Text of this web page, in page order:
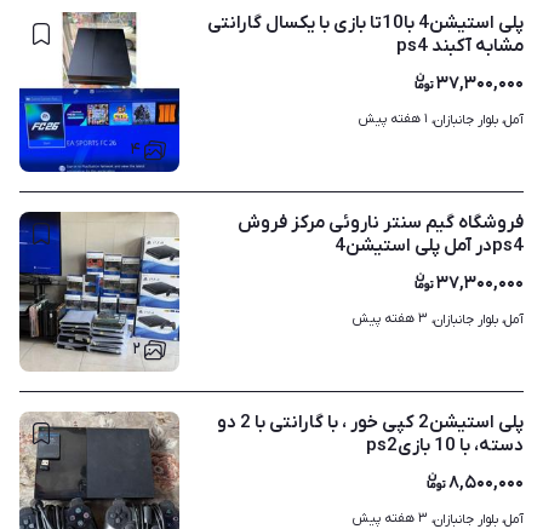
۴
پلی استیشن4 با10تا بازی با یکسال گارانتی
مشابه آکبند ps4
۳۷,۳۰۰,۰۰۰
آمل، بلوار جانبازان، ۱ هفته پیش
۲
فروشگاه گیم سنتر ناروئی مرکز فروش
ps4‌در آمل پلی استیشن4
۳۷,۳۰۰,۰۰۰
آمل، بلوار جانبازان، ۳ هفته پیش
پلی استیشن2 کپی خور ، با گارانتی با 2 دو
دسته، با 10 بازیps2
۸,۵۰۰,۰۰۰
آمل، بلوار جانبازان، ۳ هفته پیش